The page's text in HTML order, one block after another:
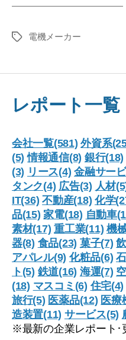
タ
電機メーカー
レポート一覧
会社一覧(581) 外資系
(5) 情報通信(8) 銀行(18)
(3) リース(4) 金融サー
タンク(4) 広告(3) 人材
IT(36) 不動産(18) 化学
品(15) 家電(18) 自動車
素材(17) 重工業(11) 機
器(8) 食品(23) 菓子(7)
アパレル(9) 化粧品(6)
ト(5) 鉄道(16) 海運(7)
(18) マスコミ(6) 住宅(4)
旅行(5) 医薬品(12) 医療
造装置(11) サービス(5)
※最新の企業レポート･